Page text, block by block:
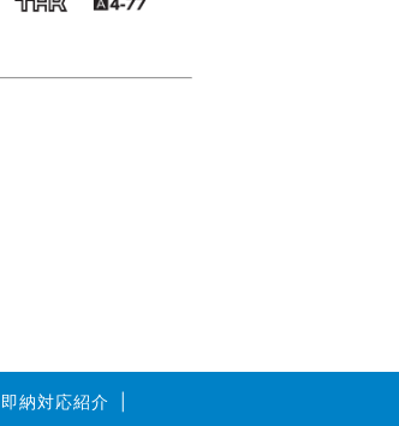
即納対応紹介